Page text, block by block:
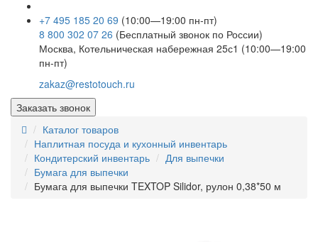
+7 495 185 20 69 (10:00—19:00 пн-пт)
8 800 302 07 26 (Бесплатный звонок по России)
Москва, Котельническая набережная 25с1 (10:00—19:00
пн-пт)
zakaz@restotouch.ru
Заказать звонок
Каталог товаров
Наплитная посуда и кухонный инвентарь
Кондитерский инвентарь
Для выпечки
Бумага для выпечки
Бумага для выпечки TEXTOP Silidor, рулон 0,38*50 м